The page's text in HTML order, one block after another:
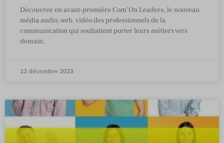
Découvrez en avant-première Com’On Leaders, le nouveau
média audio, web, vidéo des professionnels de la
communication qui souhaitent porter leurs métiers vers
demain.
12 décembre 2023